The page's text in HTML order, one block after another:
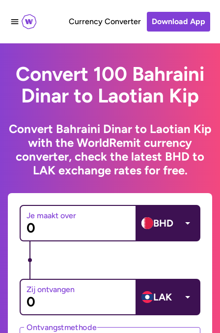
Currency Converter Download App
Convert 100 Bahraini
Dinar to Laotian Kip
Convert Bahraini Dinar to Laotian Kip
with the WorldRemit currency
converter, check the latest BHD to
LAK exchange rates for free.
Je maakt over
BHD
Zij ontvangen
LAK
Ontvangstmethode